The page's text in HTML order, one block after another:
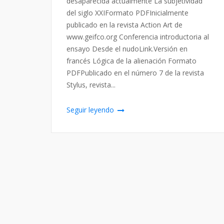
del siglo XXIFormato PDFInicialmente
publicado en la revista Action Art de
www.geifco.org Conferencia introductoria al
ensayo Desde el nudoLink.Versión en
francés Lógica de la alienación Formato
PDFPublicado en el número 7 de la revista
Stylus, revista...
Seguir leyendo